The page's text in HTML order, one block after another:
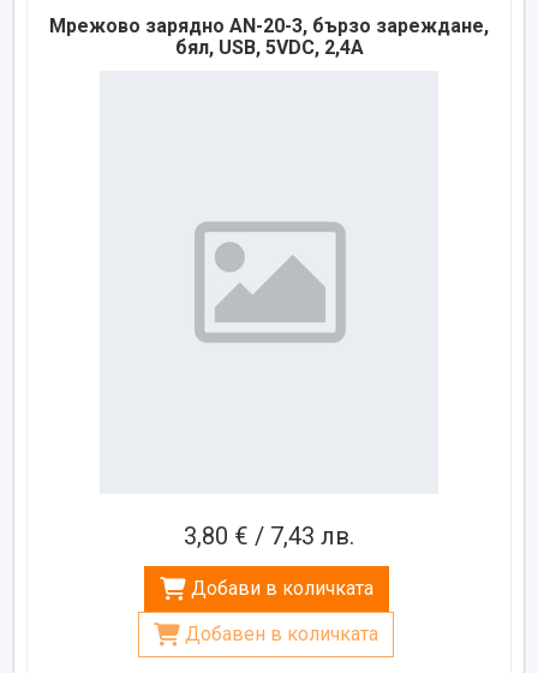
Мрежово зарядно AN-20-3, бързо зареждане,
бял, USB, 5VDC, 2,4A
3,80 € / 7,43 лв.
Добави в количката
Добавен в количката